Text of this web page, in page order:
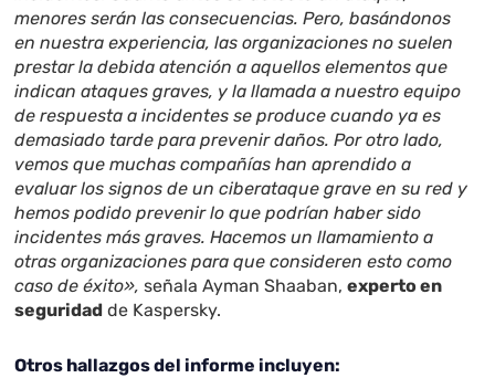
menores serán las consecuencias. Pero, basándonos
en nuestra experiencia, las organizaciones no suelen
prestar la debida atención a aquellos elementos que
indican ataques graves, y la llamada a nuestro equipo
de respuesta a incidentes se produce cuando ya es
demasiado tarde para prevenir daños. Por otro lado,
vemos que muchas compañías han aprendido a
evaluar los signos de un ciberataque grave en su red y
hemos podido prevenir lo que podrían haber sido
incidentes más graves. Hacemos un llamamiento a
otras organizaciones para que consideren esto como
caso de éxito», señala Ayman Shaaban,experto en
seguridad de Kaspersky.
Otros hallazgos del informe incluyen: